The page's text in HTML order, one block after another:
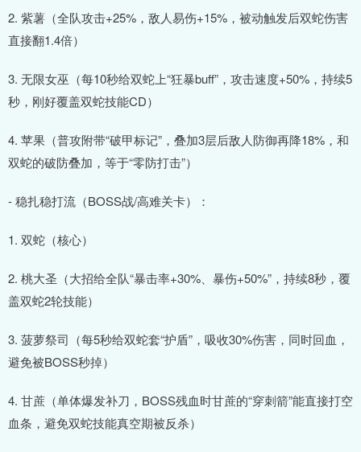
2. 紫薯（全队攻击+25%，敌人易伤+15%，被动触发后双蛇伤害
直接翻1.4倍）
3. 无限女巫（每10秒给双蛇上“狂暴buff”，攻击速度+50%，持续5
秒，刚好覆盖双蛇技能CD）
4. 苹果（普攻附带“破甲标记”，叠加3层后敌人防御再降18%，和
双蛇的破防叠加，等于“零防打击”）
- 稳扎稳打流（BOSS战/高难关卡）：
1. 双蛇（核心）
2. 桃大圣（大招给全队“暴击率+30%、暴伤+50%”，持续8秒，覆
盖双蛇2轮技能）
3. 菠萝祭司（每5秒给双蛇套“护盾”，吸收30%伤害，同时回血，
避免被BOSS秒掉）
4. 甘蔗（单体爆发补刀，BOSS残血时甘蔗的“穿刺箭”能直接打空
血条，避免双蛇技能真空期被反杀）